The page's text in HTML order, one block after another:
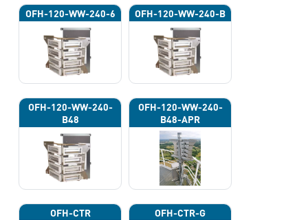
OFH-120-WW-240-6 OFH-120-WW-240-B
OFH-120-WW-240-
B48
OFH-120-WW-240-
B48-APR
OFH-CTR OFH-CTR-G